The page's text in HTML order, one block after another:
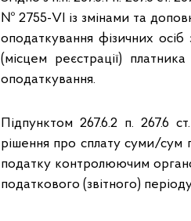
№ 2755-VI із змінами та
оподаткування фізичних
(місцем реєстрації)
оподаткування.
Підпунктом 267.6.2 п. 267.6
рішення про сплату суми/сум
податку контролюючим
податкового (звітного)